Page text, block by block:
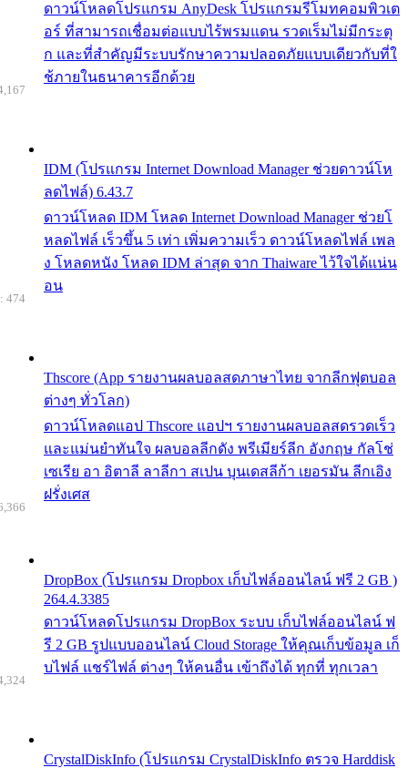
ดาวน์โหลดโปรแกรม AnyDesk โปรแกรมรีโมทคอมพิวเต
อร์ ที่สามารถเชื่อมต่อแบบไร้พรมแดน รวดเร็มไม่มีกระตุ
ก และที่สำคัญมีระบบรักษาความปลอดภัยแบบเดียวกับที่ใ
ช้ภายในธนาคารอีกด้วย
IDM (โปรแกรม Internet Download Manager ช่วยดาวน์โห
ลดไฟล์) 6.43.7
ดาวน์โหลด IDM โหลด Internet Download Manager ช่วยโ
หลดไฟล์ เร็วขึ้น 5 เท่า เพิ่มความเร็ว ดาวน์โหลดไฟล์ เพล
ง โหลดหนัง โหลด IDM ล่าสุด จาก Thaiware ไว้ใจได้แน่น
อน
Thscore (App รายงานผลบอลสดภาษาไทย จากลีกฟุตบอล
ต่างๆ ทั่วโลก)
ดาวน์โหลดแอป Thscore แอปฯ รายงานผลบอลสดรวดเร็ว
และแม่นยำทันใจ ผลบอลลีกดัง พรีเมียร์ลีก อังกฤษ กัลโช่
เซเรีย อา อิตาลี ลาลีกา สเปน บุนเดสลีก้า เยอรมัน ลีกเอิง
ฝรั่งเศส
474
DropBox (โปรแกรม Dropbox เก็บไฟล์ออนไลน์ ฟรี 2 GB )
264.4.3385
ดาวน์โหลดโปรแกรม DropBox ระบบ เก็บไฟล์ออนไลน์ ฟ
รี 2 GB รูปแบบออนไลน์ Cloud Storage ให้คุณเก็บข้อมูล เก็
บไฟล์ แชร์ไฟล์ ต่างๆ ให้คนอื่น เข้าถึงได้ ทุกที่ ทุกเวลา
CrystalDiskInfo (โปรแกรม CrystalDiskInfo ตรวจ Harddisk